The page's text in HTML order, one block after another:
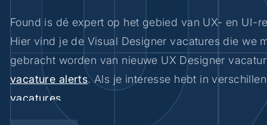
Found is dé expert op het gebied van UX- en UI-
Hier vind je de Visual Designer vacatures die we
gebracht worden van nieuwe UX Designer
vacature alerts. Als je interesse hebt in
vacatures